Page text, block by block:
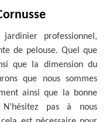
professionnel,
de pelouse. Quel que
que la dimension du
que nous sommes
ainsi que la bonne
pas à nous